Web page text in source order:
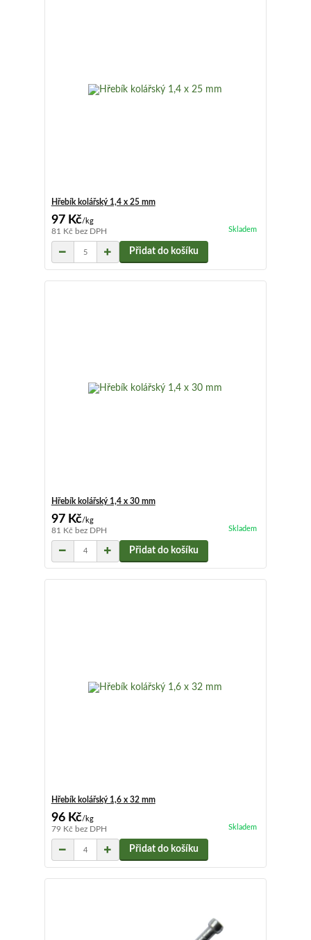
Hřebík kolářský 1,4 x 25 mm
97 Kč/kg
81 Kč bez DPH Skladem
Přidat do košíku
Hřebík kolářský 1,4 x 30 mm
97 Kč/kg
81 Kč bez DPH Skladem
Přidat do košíku
Hřebík kolářský 1,6 x 32 mm
96 Kč/kg
79 Kč bez DPH Skladem
Přidat do košíku